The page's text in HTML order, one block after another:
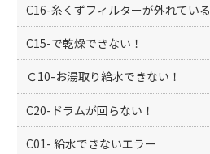
C16-糸くずフィルターが外れている
C15-で乾燥できない！
Ｃ10-お湯取り給水できない！
C20-ドラムが回らない！
C01- 給水できないエラー